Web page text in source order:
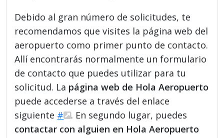
Debido al gran número de solicitudes, te
recomendamos que visites la página web del
aeropuerto como primer punto de contacto.
Allí encontrarás normalmente un formulario
de contacto que puedes utilizar para tu
solicitud. La página web de Hola Aeropuerto
puede accederse a través del enlace
siguiente #
. En segundo lugar, puedes
contactar con alguien en Hola Aeropuerto